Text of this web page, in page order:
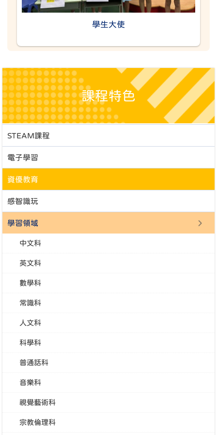
學生大使
課程特色
STEAM課程
電子學習
資優教育
感智識玩
學習領域
中文科
英文科
數學科
常識科
人文科
科學科
普通話科
音樂科
視覺藝術科
宗教倫理科